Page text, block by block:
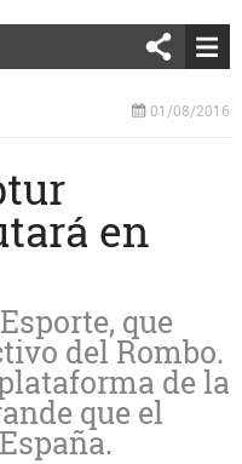
01/08/2016
en
que
del Rombo.
de la
que el